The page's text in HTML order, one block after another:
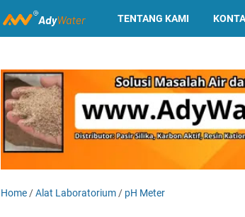
TENTANG KAMI
Home /Alat Laboratorium / pH Meter